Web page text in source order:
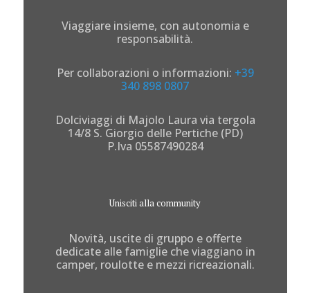
Viaggiare insieme, con autonomia e
responsabilità.
Per collaborazioni o informazioni: +39
340 898 0807
Dolciviaggi di Majolo Laura via tergola
14/8 S. Giorgio delle Pertiche (PD)
P.Iva 05587490284
Unisciti alla community
Novità, uscite di gruppo e offerte
dedicate alle famiglie che viaggiano in
camper, roulotte e mezzi ricreazionali.